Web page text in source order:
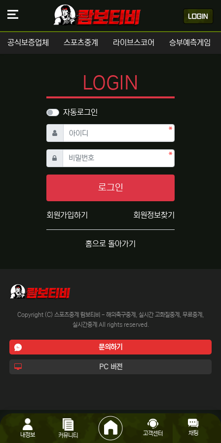
공식보증업체 스포츠중계 라이브스코어 승부예측게임
LOGIN
자동로그인
아이디 필수
비밀번호필수
로그인
회원가입하기 회원정보찾기
홈으로 돌아가기
Copyright (C) 스포츠중계 람보티비 - 해외축구중계, 실시간 고화질중계, 무료중계,
실시간중계 All rights reserved.
문의하기
PC 버전
내정보 커뮤니티 고객센터 채팅